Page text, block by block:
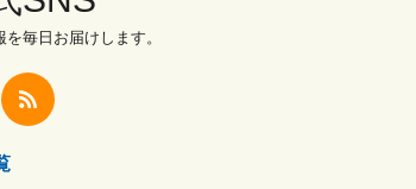
毎日お届けします。